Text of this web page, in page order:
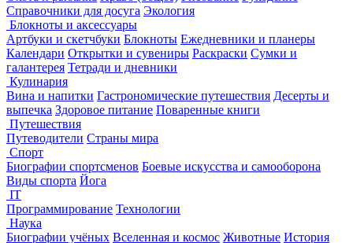
Справочники для досуга Экология
Блокноты и аксессуары
Артбуки и скетчбуки Блокноты Ежедневники и планеры
Календари Открытки и сувениры Раскраски Сумки и
галантерея Тетради и дневники
Кулинария
Вина и напитки Гастрономические путешествия Десерты и
выпечка Здоровое питание Поваренные книги
Путешествия
Путеводители Страны мира
Спорт
Биографии спортсменов Боевые искусства и самооборона
Виды спорта Йога
IT
Программирование Технологии
Наука
Биографии учёных Вселенная и космос Животные История